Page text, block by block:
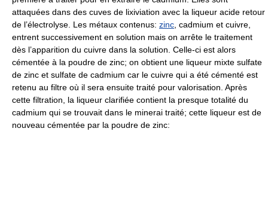
attaquées dans des cuves de lixiviation avec la liqueur acide retour
de l’électrolyse. Les métaux contenus: zinc , cadmium et cuivre,
entrent successivement en solution mais on arrête le traitement
dès l’apparition du cuivre dans la solution. Celle-ci est alors
cémentée à la poudre de zinc; on obtient une liqueur mixte sulfate
de zinc et sulfate de cadmium car le cuivre qui a été cémenté est
retenu au filtre où il sera ensuite traité pour valorisation. Après
cette filtration, la liqueur clarifiée contient la presque totalité du
cadmium qui se trouvait dans le minerai traité; cette liqueur est de
nouveau cémentée par la poudre de zinc: